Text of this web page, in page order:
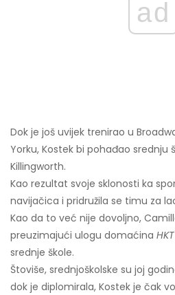
ad
Dok je još uvijek trenirao u
Yorku, Kostek bi pohađao srednju
Killingworth.
Kao rezultat svoje sklonosti ka
navijačica i pridružila se timu za
Kao da to već nije dovoljno,
preuzimajući ulogu domaćina
srednje škole.
Štoviše, srednjoškolske su joj
dok je diplomirala, Kostek je čak